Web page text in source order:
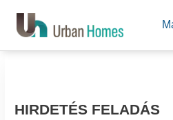
HIRDETÉS FELADÁS